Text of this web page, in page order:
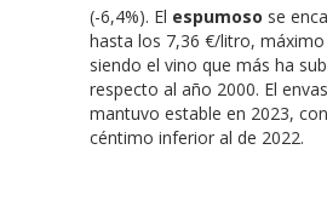
(-6,4%). El espumoso se
hasta los 7,36 €/litro,
siendo el vino que más ha
respecto al año 2000. El
mantuvo estable en 2023,
céntimo inferior al de 2022.